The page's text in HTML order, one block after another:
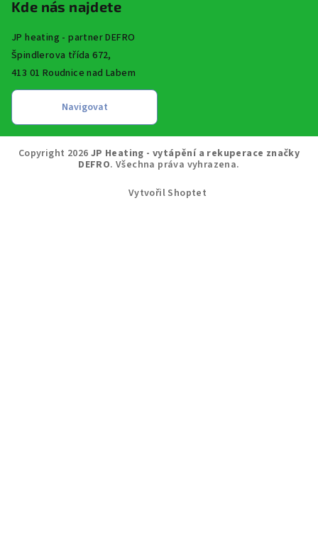
Kde nás najdete
JP heating - partner DEFRO
Špindlerova třída 672,
413 01 Roudnice nad Labem
Copyright 2026 JP Heating - vytápění a rekuperace značky
DEFRO. Všechna práva vyhrazena.
Vytvořil Shoptet